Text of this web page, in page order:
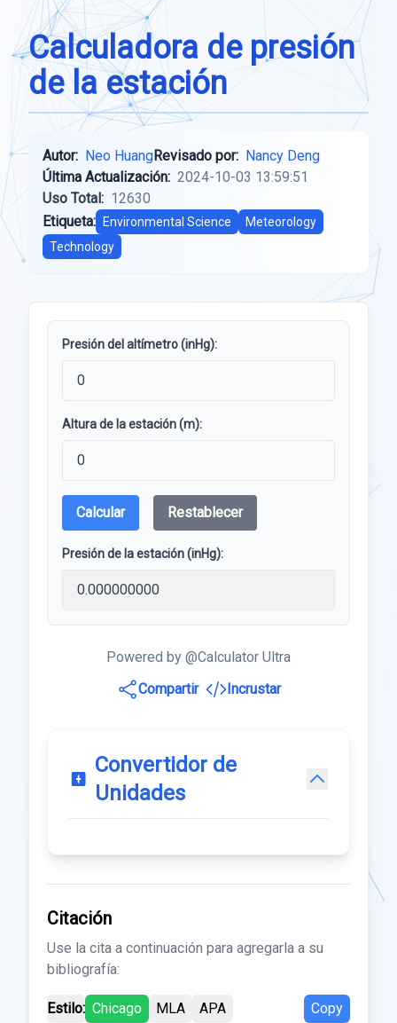
Calculadora de presión
de la estación
Autor: Neo HuangRevisado por: Nancy Deng
Última Actualización: 2024-10-03 13:59:51
Uso Total: 12630
Etiqueta:
Environmental Science
Meteorology
Technology
Presión del altímetro (inHg):
Altura de la estación (m):
Calcular Restablecer
Presión de la estación (inHg):
Powered by @Calculator Ultra
Compartir
Incrustar
Convertidor de
Unidades
Citación
Use la cita a continuación para agregarla a su
bibliografía:
Estilo: Chicago MLA APA Copy